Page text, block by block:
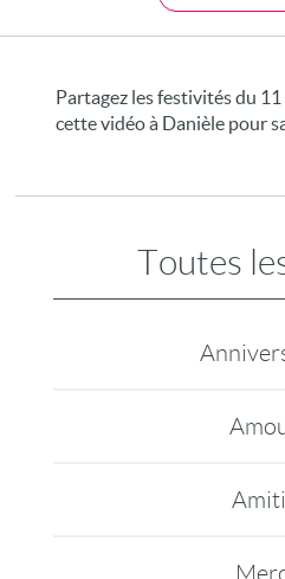
Partagez les festivités du
cette vidéo à Danièle pour
Toutes